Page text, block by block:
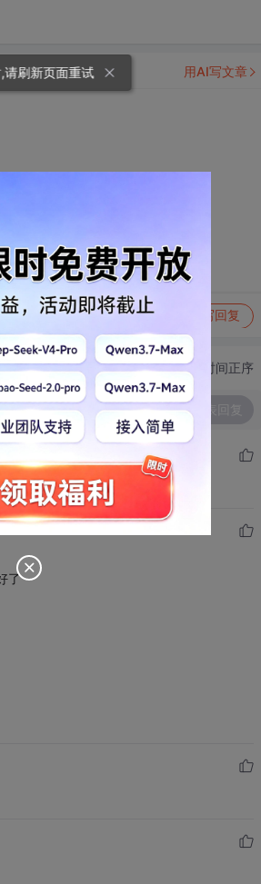
。谢谢！
写回复
用AI写文章
切换为时间正序
了
请刷新页面重试